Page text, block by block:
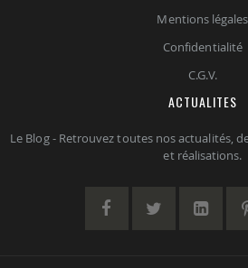
Mentions légales
Confidentialité
C.G.V.
ACTUALITES
Le Blog - Retrouvez toutes nos actualités,
et réalisations.